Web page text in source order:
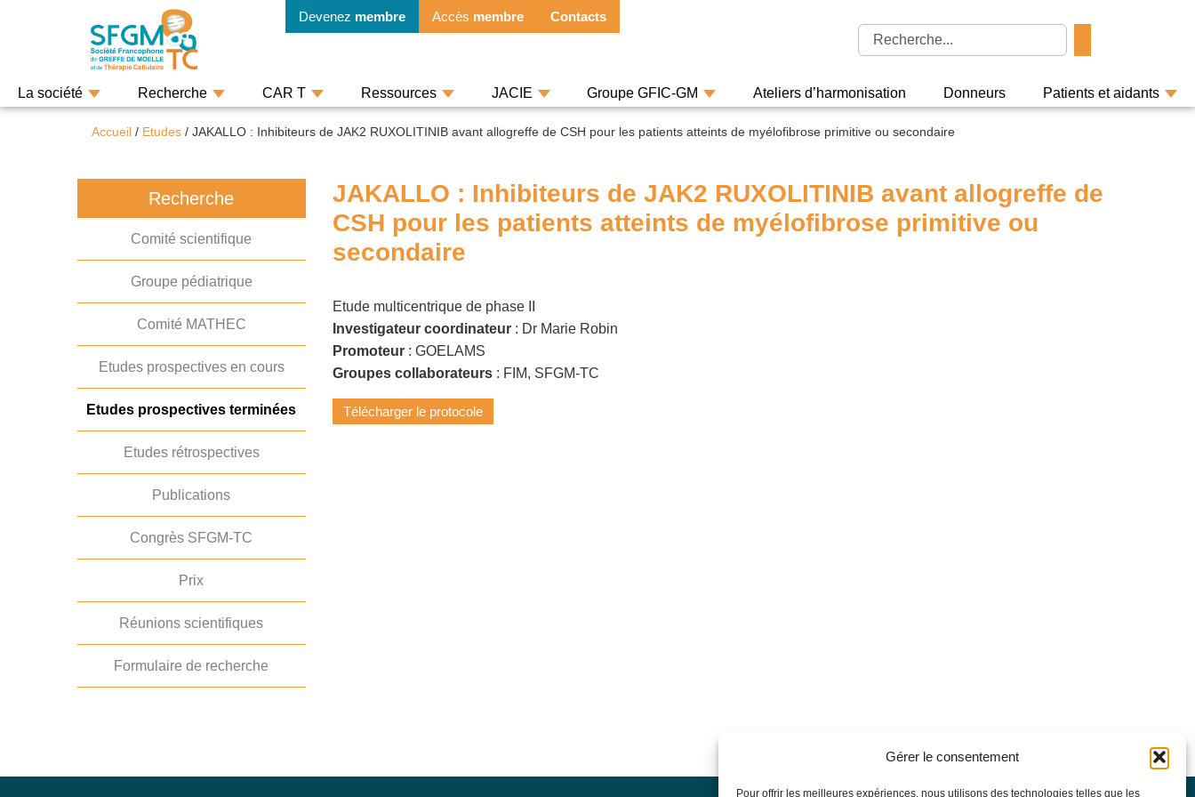
Gérer le consentement
Pour offrir les meilleures expériences, nous utilisons des technologies telles que les
Devenez membre Accès membre Contacts
La société Recherche CAR T Ressources JACIE Groupe GFIC-GM Ateliers d’harmonisation Donneurs Patients et aidants
Accueil / Etudes / JAKALLO : Inhibiteurs de JAK2 RUXOLITINIB avant allogreffe de CSH pour les patients atteints de myélofibrose primitive ou secondaire
Recherche
Comité scientifique
Groupe pédiatrique
Comité MATHEC
Etudes prospectives en cours
Etudes prospectives terminées
Etudes rétrospectives
Publications
Congrès SFGM-TC
Prix
Réunions scientifiques
Formulaire de recherche
JAKALLO : Inhibiteurs de JAK2 RUXOLITINIB avant allogreffe de
CSH pour les patients atteints de myélofibrose primitive ou
secondaire
Etude multicentrique de phase II
Investigateur coordinateur: Dr Marie Robin
Promoteur: GOELAMS
Groupes collaborateurs: FIM, SFGM-TC
Télécharger le protocole